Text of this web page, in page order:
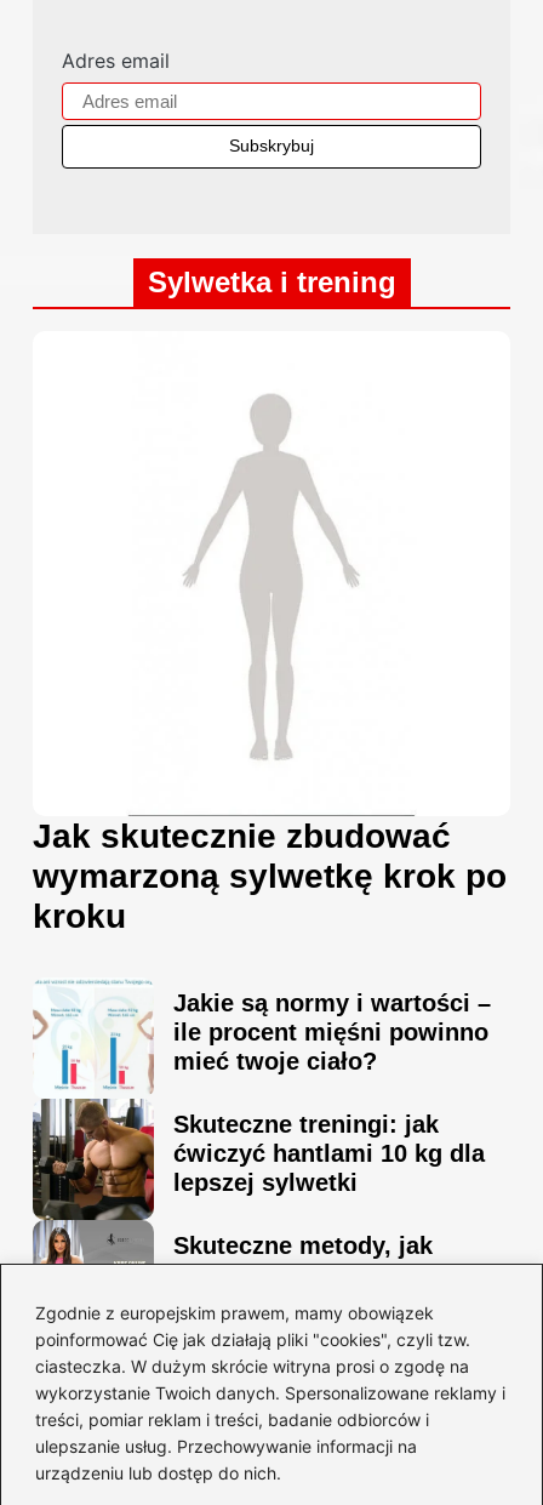
Zgodnie z europejskim prawem, mamy obowiązek
poinformować Cię jak działają pliki "cookies", czyli tzw.
ciasteczka. W dużym skrócie witryna prosi o zgodę na
wykorzystanie Twoich danych. Spersonalizowane reklamy i
treści, pomiar reklam i treści, badanie odbiorców i
ulepszanie usług. Przechowywanie informacji na
urządzeniu lub dostęp do nich.
Adres email
Sylwetka i trening
Jak skutecznie zbudować
wymarzoną sylwetkę krok po
kroku
Jakie są normy i wartości –
ile procent mięśni powinno
mieć twoje ciało?
Skuteczne treningi: jak
ćwiczyć hantlami 10 kg dla
lepszej sylwetki
Skuteczne metody, jak
schudnąć i wyrzeźbić
sylwetkę w zaledwie 90 dni
Idealny garnitur: jak dobrać
go do swojej sylwetki?